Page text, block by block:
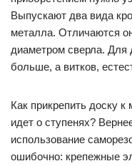
Выпускают два вида
металла. Отличаются
диаметром сверла. Для
больше, а витков,
Как прикрепить доску
идет о ступенях?
использование
ошибочно: крепежные